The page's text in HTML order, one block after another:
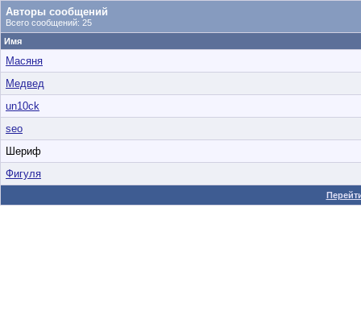
Авторы сообщений
Всего сообщений: 25
Имя
Масяня
Медвед
un10ck
seo
Шериф
Фигуля